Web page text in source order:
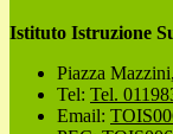
Istituto Istruzione
Piazza
Tel: Tel.
Email: